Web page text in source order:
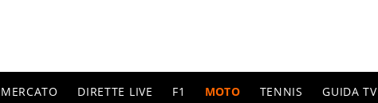
DIRETTE LIVE F1 MOTO TENNIS GUIDA TV